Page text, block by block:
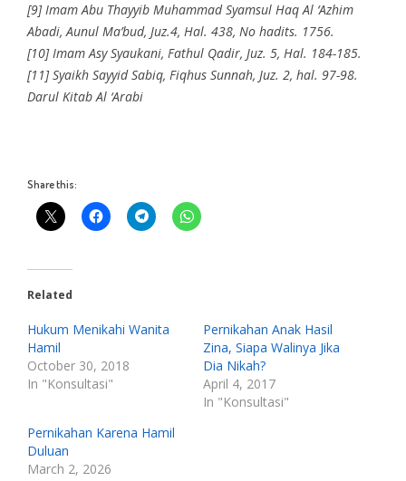
[9] Imam Abu Thayyib Muhammad Syamsul Haq Al ‘Azhim
Abadi, Aunul Ma’bud, Juz.4, Hal. 438, No hadits. 1756.
[10] Imam Asy Syaukani, Fathul Qadir, Juz. 5, Hal. 184-185.
[11] Syaikh Sayyid Sabiq, Fiqhus Sunnah, Juz. 2, hal. 97-98.
Darul Kitab Al ‘Arabi
Share this:
Related
Hukum Menikahi Wanita
Hamil
October 30, 2018
In "Konsultasi"
Pernikahan Anak Hasil
Zina, Siapa Walinya Jika
Dia Nikah?
April 4, 2017
In "Konsultasi"
Pernikahan Karena Hamil
Duluan
March 2, 2026